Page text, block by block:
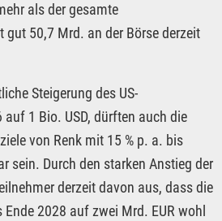
als der gesamte
50,7 Mrd. an der Börse derzeit
Steigerung des US-
1 Bio. USD, dürften auch die
von Renk mit 15 % p. a. bis
sein. Durch den starken Anstieg der
derzeit davon aus, dass die
2028 auf zwei Mrd. EUR wohl